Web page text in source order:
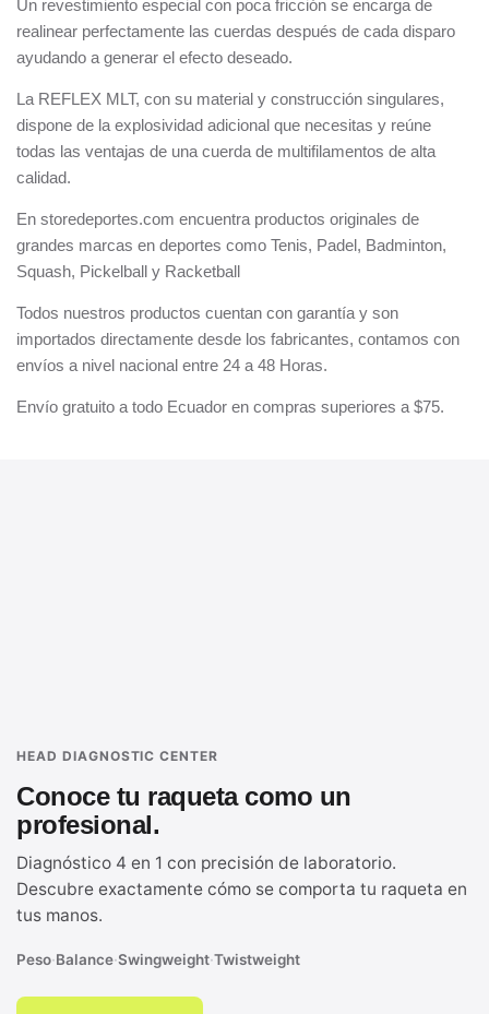
Un revestimiento especial con poca fricción se encarga de
realinear perfectamente las cuerdas después de cada disparo
ayudando a generar el efecto deseado.
La REFLEX MLT, con su material y construcción singulares,
dispone de la explosividad adicional que necesitas y reúne
todas las ventajas de una cuerda de multifilamentos de alta
calidad.
En storedeportes.com encuentra productos originales de
grandes marcas en deportes como Tenis, Padel, Badminton,
Squash, Pickelball y Racketball
Todos nuestros productos cuentan con garantía y son
importados directamente desde los fabricantes, contamos con
envíos a nivel nacional entre 24 a 48 Horas.
Envío gratuito a todo Ecuador en compras superiores a $75.
HEAD DIAGNOSTIC CENTER
Conoce tu raqueta como un
profesional.
Diagnóstico 4 en 1 con precisión de laboratorio.
Descubre exactamente cómo se comporta tu raqueta en
tus manos.
Peso·Balance·Swingweight·Twistweight